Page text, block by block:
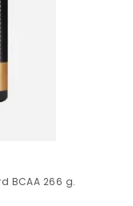
BCAA 266 g.